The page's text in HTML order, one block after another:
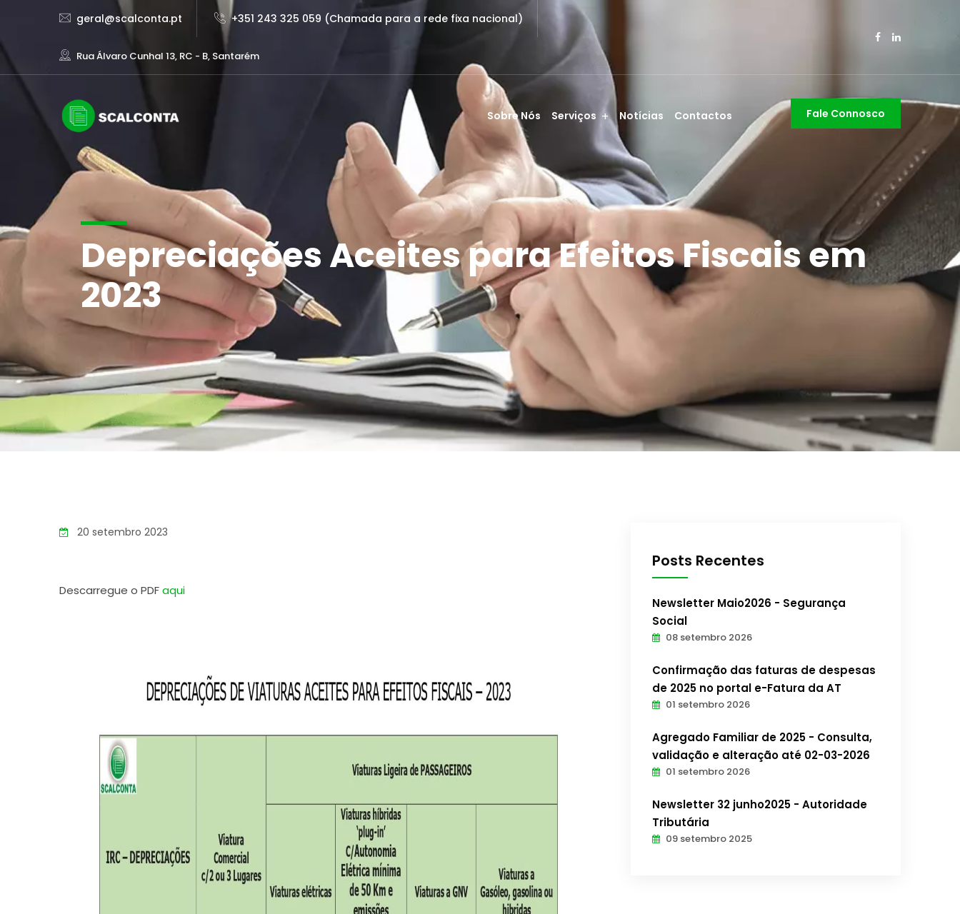
geral@scalconta.pt +351 243 325 059 (Chamada para a rede fixa nacional)
Rua Álvaro Cunhal 13, RC - B, Santarém
Sobre Nós Serviços Notícias Contactos Fale Connosco
Depreciações Aceites para Efeitos Fiscais em
2023
Posts Recentes
Newsletter Maio2026 - Segurança
Social
08 setembro 2026
Confirmação das faturas de despesas
de 2025 no portal e-Fatura da AT
01 setembro 2026
Agregado Familiar de 2025 - Consulta,
validação e alteração até 02-03-2026
01 setembro 2026
Newsletter 32 junho2025 - Autoridade
Tributária
09 setembro 2025
20 setembro 2023
Descarregue o PDFaqui